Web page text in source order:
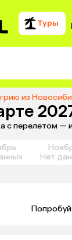
Туры
из
с перелетом
Нет